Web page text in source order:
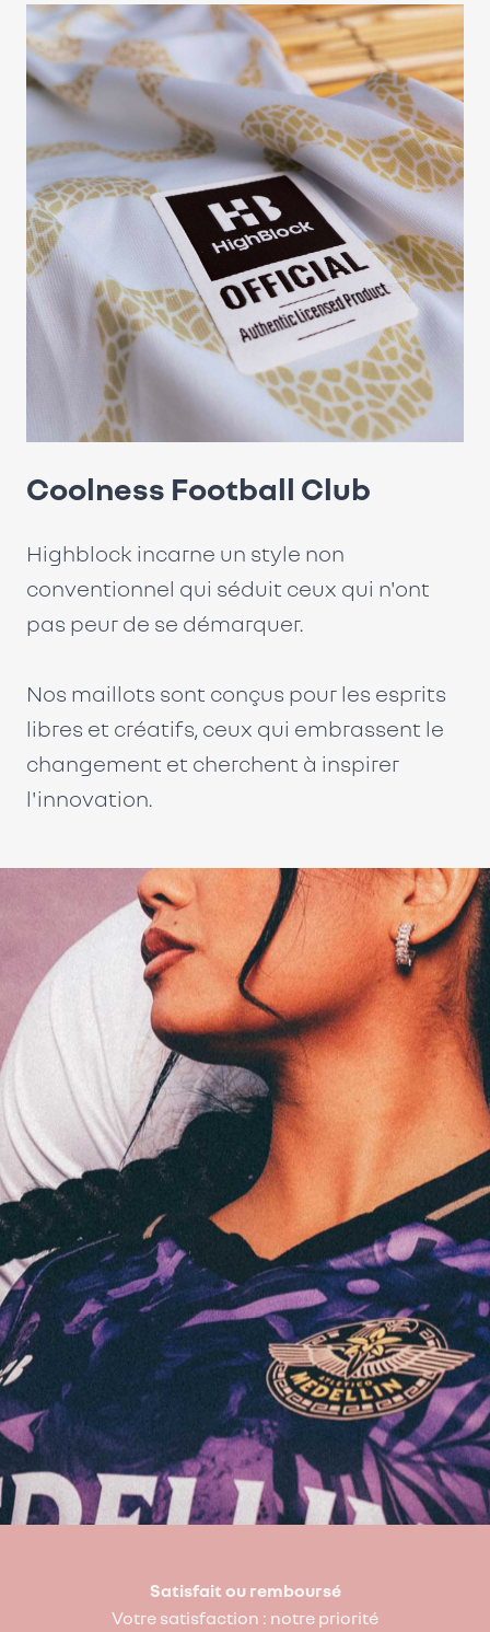
Coolness Football Club
Highblock incarne un style non
conventionnel qui séduit ceux qui n'ont
pas peur de se démarquer.
Nos maillots sont conçus pour les esprits
libres et créatifs, ceux qui embrassent le
changement et cherchent à inspirer
l'innovation.
Satisfait ou remboursé
Votre satisfaction : notre priorité